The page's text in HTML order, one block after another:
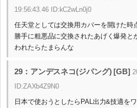
19:56:43.46 ID:kC2wLn0j0
任天堂としては交換用カバーを開けた時
勝手に粗悪品に交換されたあげく爆発と
われたらたまらんな
29：アンデスネコ(ジパング) [GB]
ID:ZAXb4Z9N0
日本で使おうとしたらPAL出力&技適を